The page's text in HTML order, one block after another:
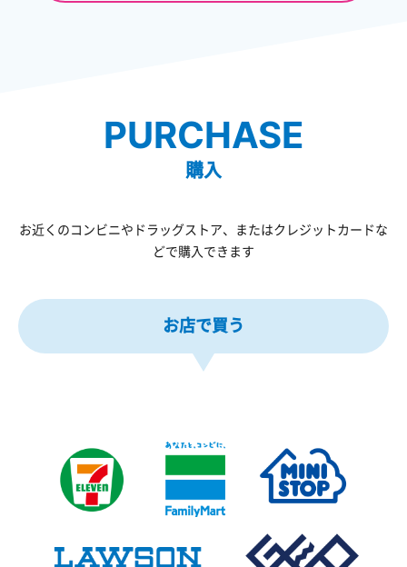
PURCHASE
購入
お近くのコンビニやドラッグストア、またはクレジットカードな
どで購入できます
お店で買う